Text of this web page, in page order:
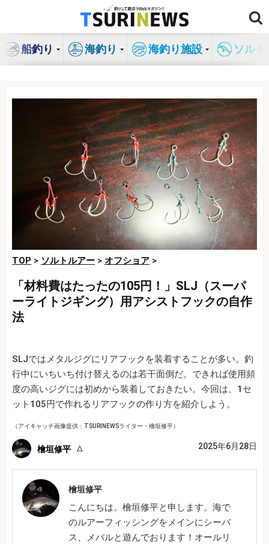
ン
船釣り 海釣り 海釣り施設 ソル
TOP > ソルトルアー > オフショア >
「材料費はたったの105円！」SLJ（スーパ
ーライトジギング）用アシストフックの自作
法
SLJではメタルジグにリアフックを装着することが多い。釣
行中にいちいち付け替えるのは若干面倒だ。できれば使用頻
度の高いジグには初めから装着しておきたい。今回は、1セ
ット105円で作れるリアフックの作り方を紹介しよう。
（アイキャッチ画像提供：TSURINEWSライター・檜垣修平）
檜垣修平 2025年6月28日
檜垣修平
こんにちは。檜垣修平と申します。海で
のルアーフィッシングをメインにシーバ
ス、メバルと遊んでおります！オールリ